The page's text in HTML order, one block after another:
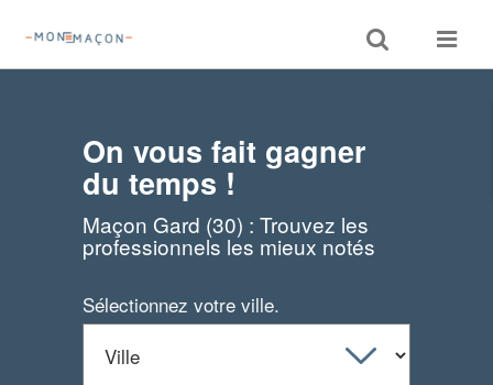
Toggle
search
Toggle
On vous fait gagner
du temps !
Maçon Gard (30) : Trouvez les
professionnels les mieux notés
Sélectionnez votre ville.